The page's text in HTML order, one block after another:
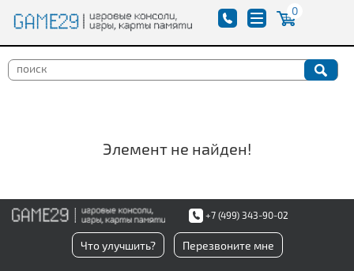
0
Элемент не найден!
+7 (499) 343-90-02
Что улучшить? Перезвоните мне